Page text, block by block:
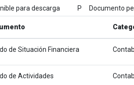
para descarga P Documento
de Situación Financiera
de Actividades